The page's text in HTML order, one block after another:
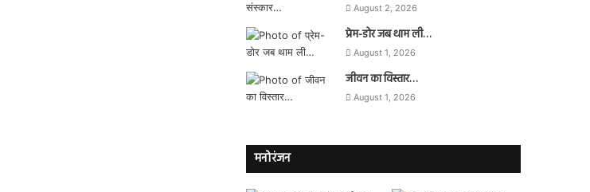
August 2, 2026
प्रेम-डोर जब थाम ली…
August 1, 2026
जीवन का विस्तार…
August 1, 2026
मनोरंजन